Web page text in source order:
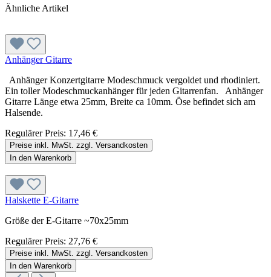
Ähnliche Artikel
Anhänger Gitarre
Anhänger Konzertgitarre Modeschmuck vergoldet und rhodiniert.
Ein toller Modeschmuckanhänger für jeden Gitarrenfan. Anhänger
Gitarre Länge etwa 25mm, Breite ca 10mm. Öse befindet sich am
Halsende.
Regulärer Preis: 17,46 €
Preise inkl. MwSt. zzgl. Versandkosten
In den Warenkorb
Halskette E-Gitarre
Größe der E-Gitarre ~70x25mm
Regulärer Preis: 27,76 €
Preise inkl. MwSt. zzgl. Versandkosten
In den Warenkorb